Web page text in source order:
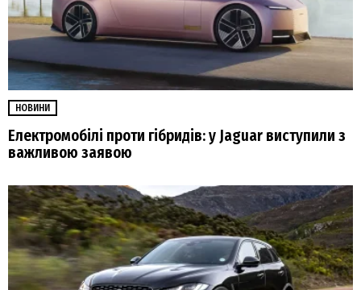
НОВИНИ
Електромобілі проти гібридів: у Jaguar виступили з
важливою заявою